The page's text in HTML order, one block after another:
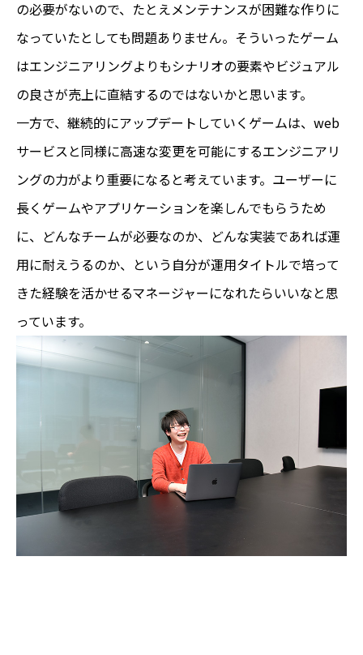
の必要がないので、たとえメンテナンスが困難な作りに
なっていたとしても問題ありません。そういったゲーム
はエンジニアリングよりもシナリオの要素やビジュアル
の良さが売上に直結するのではないかと思います。
一方で、継続的にアップデートしていくゲームは、web
サービスと同様に高速な変更を可能にするエンジニアリ
ングの力がより重要になると考えています。ユーザーに
長くゲームやアプリケーションを楽しんでもらうため
に、どんなチームが必要なのか、どんな実装であれば運
用に耐えうるのか、という自分が運用タイトルで培って
きた経験を活かせるマネージャーになれたらいいなと思
っています。